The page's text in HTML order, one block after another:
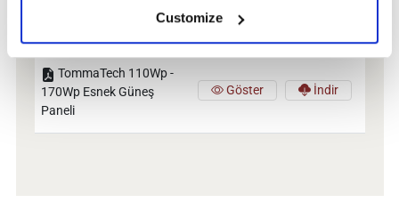
Customize
TommaTech 110Wp -
170Wp Esnek Güneş
Paneli
Göster İndir